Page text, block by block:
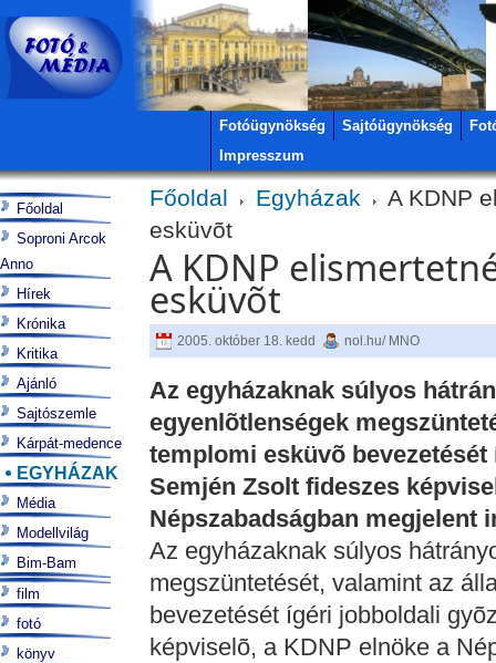
Fotóügynökség Sajtóügynökség
Impresszum
Főoldal Egyházak
A KDNP
esküvõt
A KDNP
esküvõt
2005. október 18. kedd nol.hu/ MNO
Az egyházaknak súlyos
egyenlõtlenségek
templomi esküvõ
Semjén Zsolt fideszes
Népszabadságban megjelent
Az egyházaknak súlyos
megszüntetését, valamint az
bevezetését ígéri jobboldali
képviselõ, a KDNP elnöke a
Főoldal
Soproni Arcok
Anno
Hírek
Krónika
Kritika
Ajánló
Sajtószemle
Kárpát-medence
EGYHÁZAK
Média
Modellvilág
Bim-Bam
film
fotó
könyv